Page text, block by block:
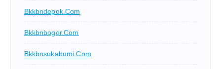
Bkkbndepok.com
Bkkbnbogor.com
Bkkbnsukabumi.com